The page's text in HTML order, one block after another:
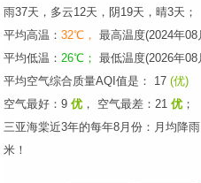
雨37天，多云12天，阴19天，晴3天；
平均高温： 32℃， 最高温度(2024年08
平均低温： 26℃； 最低温度(2026年08
平均空气综合质量AQI值是： 17 (优)
空气最好：9 优 ， 空气最差：21 优 ；
三亚海棠近3年的每年8月份：月均降
米！